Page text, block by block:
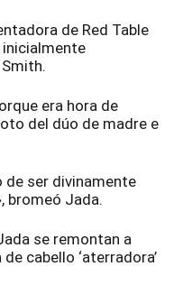
de Red Table
inicialmente
era hora de
del dúo de madre e
de ser divinamente
bromeó Jada.
se remontan a
cabello ‘aterradora’